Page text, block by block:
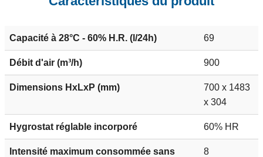
Capacité à 28°C - 60% H.R. (l/24h) 69
Débit d'air (m³/h) 900
Dimensions HxLxP (mm)
700 x 1483
x 304
Hygrostat réglable incorporé 60% HR
Intensité maximum consommée sans
8